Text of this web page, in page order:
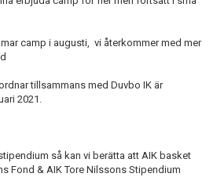
camp i augusti, vi återkommer med mer
tillsammans med Duvbo IK är
2021.
så kan vi berätta att AIK basket
Fond & AIK Tore Nilssons Stipendium